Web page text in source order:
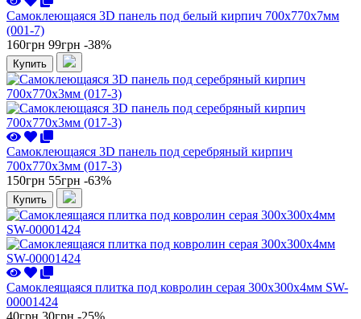
Самоклеющаяся 3D панель под белый кирпич 700x770x7мм
(001-7)
160грн 99грн -38%
Купить
Самоклеющаяся 3D панель под серебряный кирпич
700x770x3мм (017-3)
150грн 55грн -63%
Купить
Самоклеящаяся плитка под ковролин серая 300х300х4мм SW-
00001424
40грн 30грн -25%